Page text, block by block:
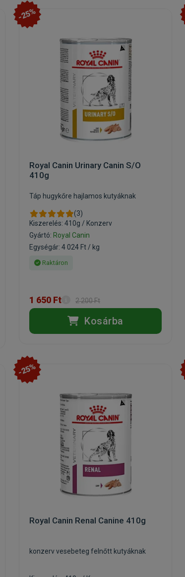
-25%
Royal Canin Urinary Canin S/O
410g
Táp hugykőre hajlamos kutyáknak
(3)
Kiszerelés: 410g / Konzerv
Gyártó: Royal Canin
Egységár: 4 024 Ft / kg
Raktáron
1 650 Ft 2 200 Ft
Kosárba
-25%
Royal Canin Renal Canine 410g
konzerv vesebeteg felnőtt kutyáknak